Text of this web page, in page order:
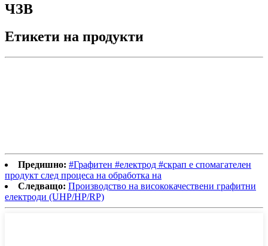
ЧЗВ
Етикети на продукти
Предишно: #Графитен #електрод #скрап е спомагателен
продукт след процеса на обработка на
Следващо: Производство на висококачествени графитни
електроди (UHP/HP/RP)